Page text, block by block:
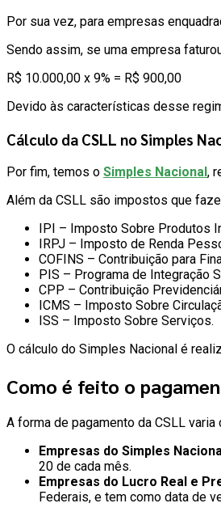
Por sua vez, para empresas
Sendo assim, se uma empresa
R$ 10.000,00 x 9% = R$ 900,00
Devido às características desse
Cálculo da CSLL no Simples
Por fim, temos o Simples Nacional,
Além da CSLL são impostos que
IPI – Imposto Sobre Produtos
IRPJ – Imposto de Renda
COFINS – Contribuição para
PIS – Programa de Integração
CPP – Contribuição
ICMS – Imposto Sobre
ISS – Imposto Sobre Serviços.
O cálculo do Simples Nacional é
Como é feito o
A forma de pagamento da CSLL
Empresas do Simples
20 de cada mês.
Empresas do Lucro Real e
Federais, e tem como data de